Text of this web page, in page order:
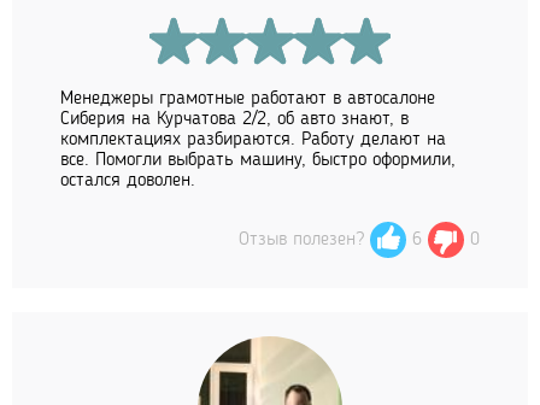
Менеджеры грамотные работают в автосалоне
Сиберия на Курчатова 2/2, об авто знают, в
комплектациях разбираются. Работу делают на
все. Помогли выбрать машину, быстро оформили,
остался доволен.
Отзыв полезен? 6 0